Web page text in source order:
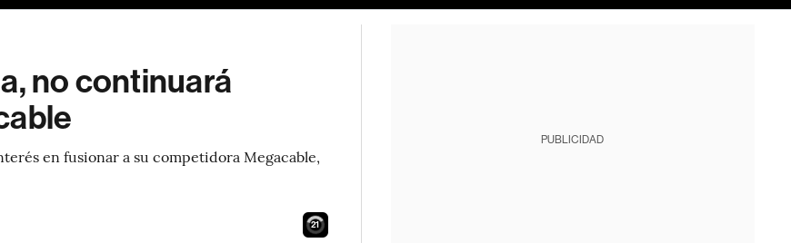
no continuará
en fusionar a su competidora Megacable,
20
PUBLICIDAD